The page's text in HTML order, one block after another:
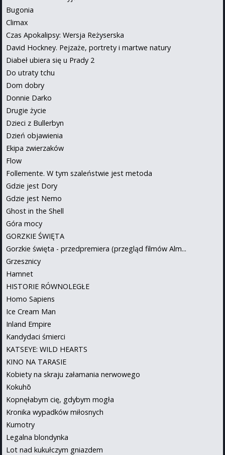
Bugonia
Climax
Czas Apokalipsy: Wersja Reżyserska
David Hockney. Pejzaże, portrety i martwe natury
Diabeł ubiera się u Prady 2
Do utraty tchu
Dom dobry
Donnie Darko
Drugie życie
Dzieci z Bullerbyn
Dzień objawienia
Ekipa zwierzaków
Flow
Follemente. W tym szaleństwie jest metoda
Gdzie jest Dory
Gdzie jest Nemo
Ghost in the Shell
Góra mocy
GORZKIE ŚWIĘTA
Gorzkie święta - przedpremiera (przegląd filmów Alm...
Grzesznicy
Hamnet
HISTORIE RÓWNOLEGŁE
Homo Sapiens
Ice Cream Man
Inland Empire
Kandydaci śmierci
KATSEYE: WILD HEARTS
KINO NA TARASIE
Kobiety na skraju załamania nerwowego
Kokuhō
Kopnęłabym cię, gdybym mogła
Kronika wypadków miłosnych
Kumotry
Legalna blondynka
Lot nad kukułczym gniazdem